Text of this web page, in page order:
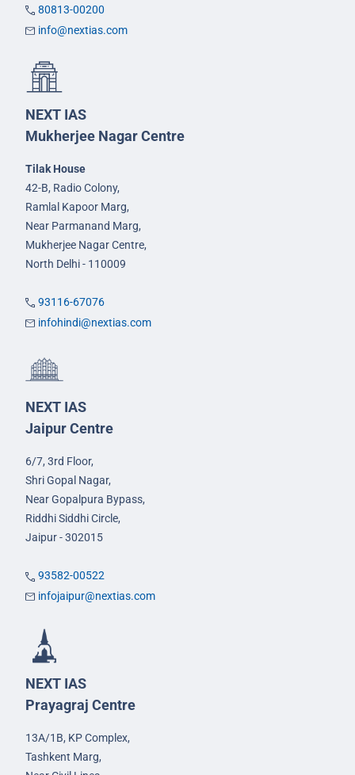
80813-00200
info@nextias.com
NEXT IAS
Mukherjee Nagar Centre
Tilak House
42-B, Radio Colony,
Ramlal Kapoor Marg,
Near Parmanand Marg,
Mukherjee Nagar Centre,
North Delhi - 110009
93116-67076
infohindi@nextias.com
NEXT IAS
Jaipur Centre
6/7, 3rd Floor,
Shri Gopal Nagar,
Near Gopalpura Bypass,
Riddhi Siddhi Circle,
Jaipur - 302015
93582-00522
infojaipur@nextias.com
NEXT IAS
Prayagraj Centre
13A/1B, KP Complex,
Tashkent Marg,